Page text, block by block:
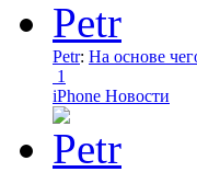
Petr: На основе
1
iPhone Новости